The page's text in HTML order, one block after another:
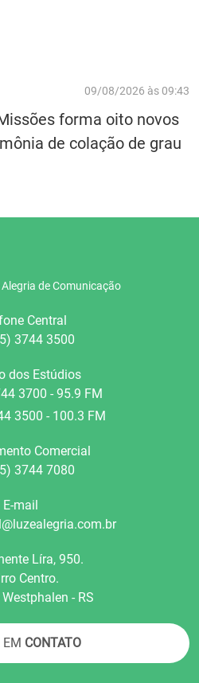
09/08/2026 às 09:43
forma oito novos
de colação de grau
de Comunicação
Central
3744 3500
dos Estúdios
3700 - 95.9 FM
3500 - 100.3 FM
Comercial
3744 7080
E-mail
Líra, 950.
Centro.
- RS
EM CONTATO